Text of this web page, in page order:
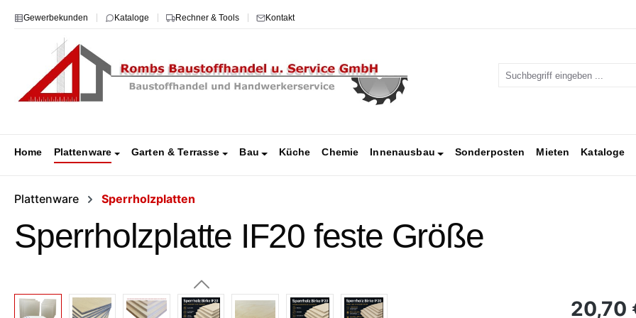
Hauptinhalt springen
Zur Suche springen
Zur Hauptnavigation springen
Gewerbekunden Kataloge Rechner & Tools Kontakt
Home Plattenware Garten & Terrasse Bau Küche Chemie Innenausbau Sonderposten Mieten Kataloge
Plattenware Sperrholzplatten
Sperrholzplatte IF20 feste Größe
Bildergalerie überspringen Regulärer
20,70